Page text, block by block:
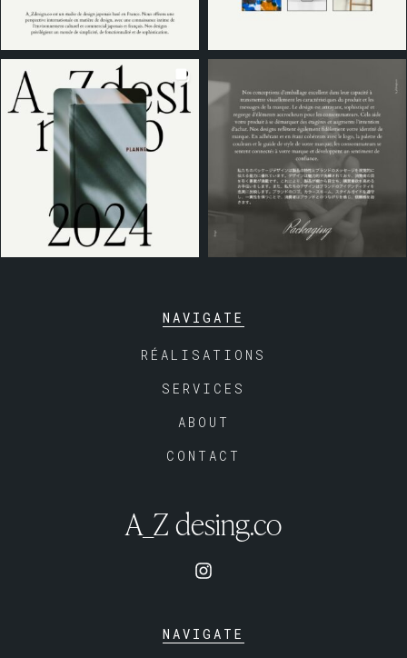
NAVIGATE
RÉALISATIONS
SERVICES
ABOUT
CONTACT
A_Z desing.co
NAVIGATE